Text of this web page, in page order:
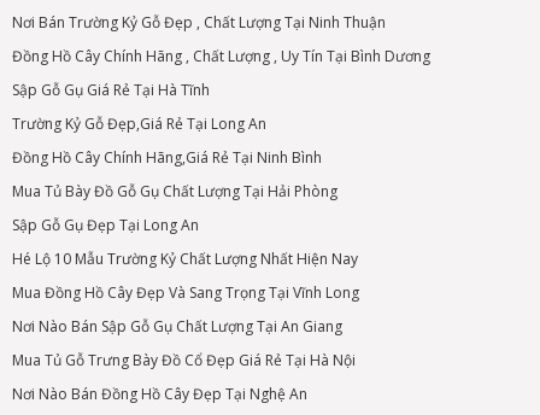
Nơi Bán Trường Kỷ Gỗ Đẹp , Chất Lượng Tại Ninh Thuận
Đồng Hồ Cây Chính Hãng , Chất Lượng , Uy Tín Tại Bình Dương
Sập Gỗ Gụ Giá Rẻ Tại Hà Tĩnh
Trường Kỷ Gỗ Đẹp,Giá Rẻ Tại Long An
Đồng Hồ Cây Chính Hãng,Giá Rẻ Tại Ninh Bình
Mua Tủ Bày Đồ Gỗ Gụ Chất Lượng Tại Hải Phòng
Sập Gỗ Gụ Đẹp Tại Long An
Hé Lộ 10 Mẫu Trường Kỷ Chất Lượng Nhất Hiện Nay
Mua Đồng Hồ Cây Đẹp Và Sang Trọng Tại Vĩnh Long
Nơi Nào Bán Sập Gỗ Gụ Chất Lượng Tại An Giang
Mua Tủ Gỗ Trưng Bày Đồ Cổ Đẹp Giá Rẻ Tại Hà Nội
Nơi Nào Bán Đồng Hồ Cây Đẹp Tại Nghệ An